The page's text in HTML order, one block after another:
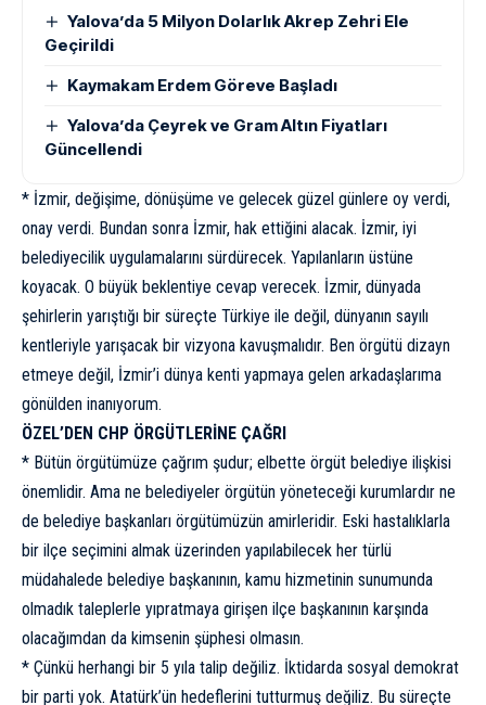
Yalova’da 5 Milyon Dolarlık Akrep Zehri Ele
Geçirildi
Kaymakam Erdem Göreve Başladı
Yalova’da Çeyrek ve Gram Altın Fiyatları
Güncellendi
* İzmir, değişime, dönüşüme ve gelecek güzel günlere oy verdi,
onay verdi. Bundan sonra İzmir, hak ettiğini alacak. İzmir, iyi
belediyecilik uygulamalarını sürdürecek. Yapılanların üstüne
koyacak. O büyük beklentiye cevap verecek. İzmir, dünyada
şehirlerin yarıştığı bir süreçte Türkiye ile değil, dünyanın sayılı
kentleriyle yarışacak bir vizyona kavuşmalıdır. Ben örgütü dizayn
etmeye değil, İzmir’i dünya kenti yapmaya gelen arkadaşlarıma
gönülden inanıyorum.
ÖZEL’DEN CHP ÖRGÜTLERİNE ÇAĞRI
* Bütün örgütümüze çağrım şudur; elbette örgüt belediye ilişkisi
önemlidir. Ama ne belediyeler örgütün yöneteceği kurumlardır ne
de belediye başkanları örgütümüzün amirleridir. Eski hastalıklarla
bir ilçe seçimini almak üzerinden yapılabilecek her türlü
müdahalede belediye başkanının, kamu hizmetinin sunumunda
olmadık taleplerle yıpratmaya girişen ilçe başkanının karşında
olacağımdan da kimsenin şüphesi olmasın.
* Çünkü herhangi bir 5 yıla talip değiliz. İktidarda sosyal demokrat
bir parti yok. Atatürk’ün hedeflerini tutturmuş değiliz. Bu süreçte